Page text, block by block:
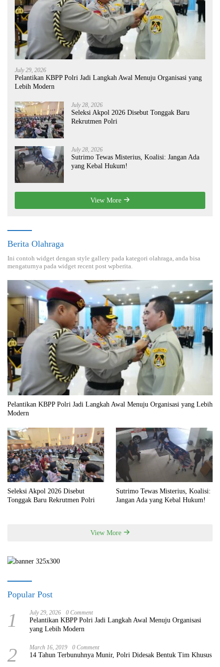
July 29, 2026
Pelantikan KBPP Polri Jadi Langkah Awal Menuju Organisasi yang
Lebih Modern
July 28, 2026
Seleksi Akpol 2026 Disebut Tonggak Baru
Rekrutmen Polri
July 28, 2026
Sutrimo Tewas Misterius, Koalisi: Jangan Ada
yang Kebal Hukum!
View More
Berita Olahraga
Ini contoh widget dengan style gallery pada kategori olahraga, anda bisa
mengaturnya pada widget recent post wpberita.
Pelantikan KBPP Polri Jadi Langkah Awal Menuju Organisasi yang Lebih
Modern
Seleksi Akpol 2026 Disebut
Tonggak Baru Rekrutmen Polri
Sutrimo Tewas Misterius, Koalisi:
Jangan Ada yang Kebal Hukum!
View More
Popular Post
1 July 29, 2026 0 Comment
Pelantikan KBPP Polri Jadi Langkah Awal Menuju Organisasi
yang Lebih Modern
2 March 16, 2019 0 Comment
14 Tahun Terbunuhnya Munir, Polri Didesak Bentuk Tim Khusus